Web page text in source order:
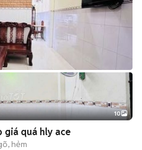
+2
10
giá quá hly ace
hẻm